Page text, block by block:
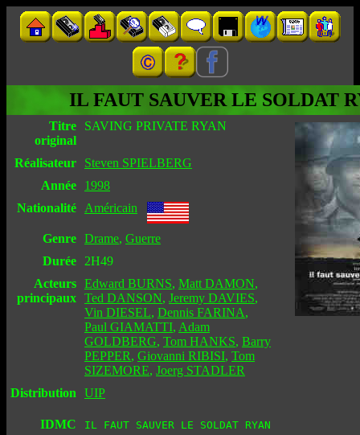
IL FAUT SAUVER LE SOLDAT
Titre
original
SAVING PRIVATE RYAN
Réalisateur
Steven SPIELBERG
Année
1998
Nationalité
Américain
Genre Drame, Guerre
Durée
2H49
Acteurs
principaux
Edward BURNS, Matt DAMON,
Ted DANSON, Jeremy DAVIES,
Vin DIESEL, Dennis FARINA,
Paul GIAMATTI, Adam
GOLDBERG, Tom HANKS, Barry
PEPPER, Giovanni RIBISI, Tom
SIZEMORE, Joerg STADLER
Distribution
UIP
IDMC IL FAUT SAUVER LE SOLDAT RYAN